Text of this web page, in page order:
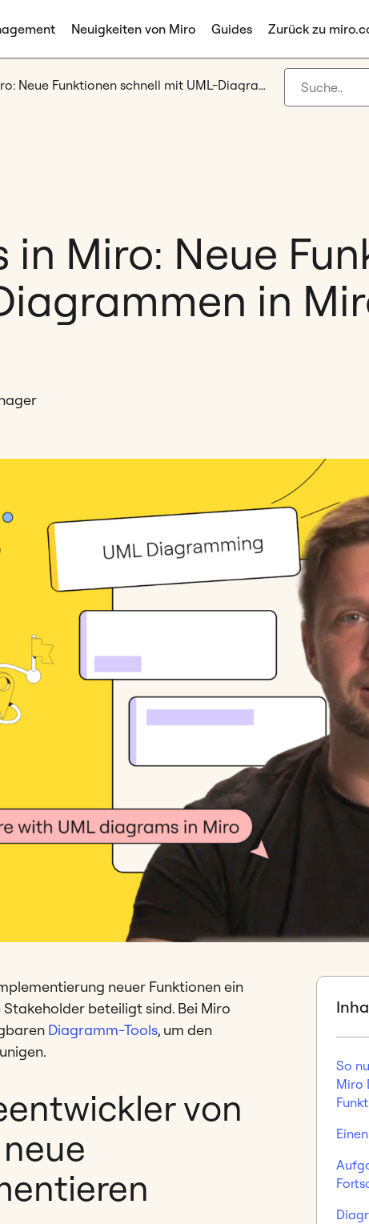
Neuigkeiten von Miro Guides Zurück zu
So mache ich das in Miro: Neue Funktionen schnell mit UML-Diagrammen in Miro implementieren
Miro: Neue
in
neuer Funktionen ein
beteiligt sind. Bei Miro
Diagramm-Tools, um den
von
So
Miro